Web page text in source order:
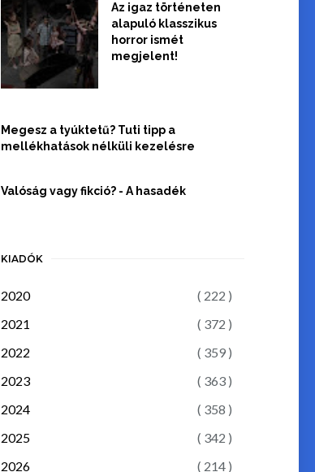
Az igaz történeten
alapuló klasszikus
horror ismét
megjelent!
Megesz a tyúktetű? Tuti tipp a
mellékhatások nélküli kezelésre
Valóság vagy fikció? - A hasadék
KIADÓK
2020
( 222 )
2021
( 372 )
2022
( 359 )
2023
( 363 )
2024
( 358 )
2025
( 342 )
2026
( 214 )